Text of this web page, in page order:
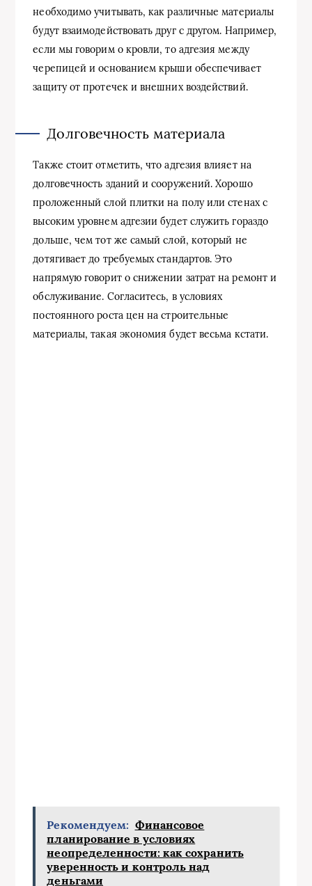
необходимо учитывать, как различные материалы
будут взаимодействовать друг с другом. Например,
если мы говорим о кровли, то адгезия между
черепицей и основанием крыши обеспечивает
защиту от протечек и внешних воздействий.
Долговечность материала
Также стоит отметить, что адгезия влияет на
долговечность зданий и сооружений. Хорошо
проложенный слой плитки на полу или стенах с
высоким уровнем адгезии будет служить гораздо
дольше, чем тот же самый слой, который не
дотягивает до требуемых стандартов. Это
напрямую говорит о снижении затрат на ремонт и
обслуживание. Согласитесь, в условиях
постоянного роста цен на строительные
материалы, такая экономия будет весьма кстати.
Рекомендуем: Финансовое
планирование в условиях
неопределенности: как сохранить
уверенность и контроль над
деньгами